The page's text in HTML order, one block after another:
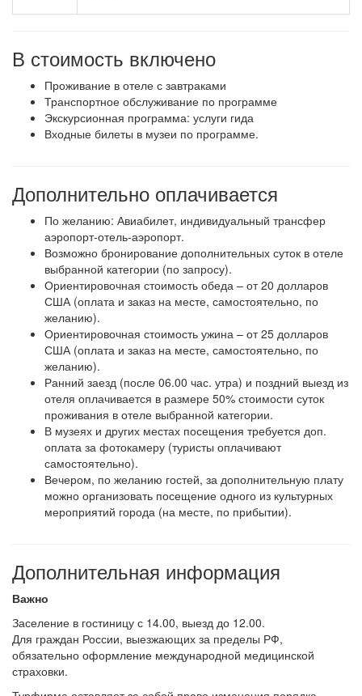
В стоимость включено
Проживание в отеле с завтраками
Транспортное обслуживание по программе
Экскурсионная программа: услуги гида
Входные билеты в музеи по программе.
Дополнительно оплачивается
По желанию: Авиабилет, индивидуальный трансфер
аэропорт-отель-аэропорт.
Возможно бронирование дополнительных суток в отеле
выбранной категории (по запросу).
Ориентировочная стоимость обеда – от 20 долларов
США (оплата и заказ на месте, самостоятельно, по
желанию).
Ориентировочная стоимость ужина – от 25 долларов
США (оплата и заказ на месте, самостоятельно, по
желанию).
Ранний заезд (после 06.00 час. утра) и поздний выезд из
отеля оплачивается в размере 50% стоимости суток
проживания в отеле выбранной категории.
В музеях и других местах посещения требуется доп.
оплата за фотокамеру (туристы оплачивают
самостоятельно).
Вечером, по желанию гостей, за дополнительную плату
можно организовать посещение одного из культурных
мероприятий города (на месте, по прибытии).
Дополнительная информация
Важно
Заселение в гостиницу с 14.00, выезд до 12.00.
Для граждан России, выезжающих за пределы РФ,
обязательно оформление международной медицинской
страховки.